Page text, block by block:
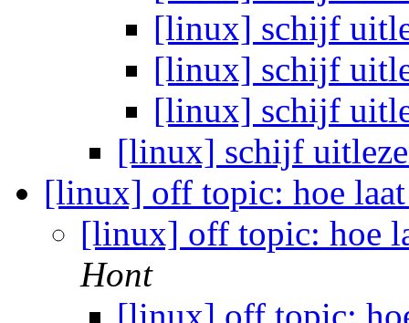
[linux] schijf
[linux] schijf
[linux] schijf
[linux] schijf
[linux] off topic: hoe
[linux] off topic: hoe
Hont